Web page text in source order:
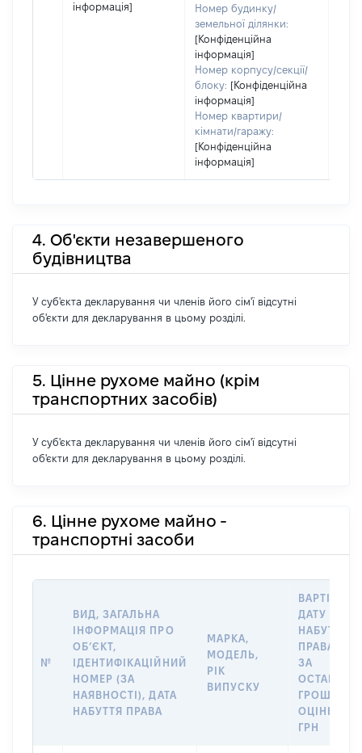
інформація]
Номер будинку/
земельної ділянки:
[Конфіденційна
інформація]
Номер корпусу/секції/
блоку: [Конфіденційна
інформація]
Номер квартири/
кімнати/гаражу:
[Конфіденційна
інформація]
4. Об'єкти незавершеного
будівництва
У суб'єкта декларування чи членів його сім'ї відсутні
об'єкти для декларування в цьому розділі.
5. Цінне рухоме майно (крім
транспортних засобів)
У суб'єкта декларування чи членів його сім'ї відсутні
об'єкти для декларування в цьому розділі.
6. Цінне рухоме майно -
транспортні засоби
№
ВИД, ЗАГАЛЬНА
ІНФОРМАЦІЯ ПРО
ОБʼЄКТ,
ІДЕНТИФІКАЦІЙНИЙ
НОМЕР (ЗА
НАЯВНОСТІ), ДАТА
НАБУТТЯ ПРАВА
МАРКА,
МОДЕЛЬ,
РІК
ВИПУСКУ
ВАРТІСТЬ
ДАТУ
НАБУТТЯ
ПРАВА АБО
ЗА
ОЦІНКОЮ,
ГРН